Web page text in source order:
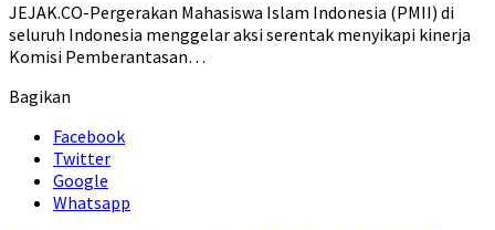
JEJAK.CO-Pergerakan Mahasiswa Islam Indonesia (PMII) di
seluruh Indonesia menggelar aksi serentak menyikapi kinerja
Komisi Pemberantasan…
Bagikan
Facebook
Twitter
Google
Whatsapp